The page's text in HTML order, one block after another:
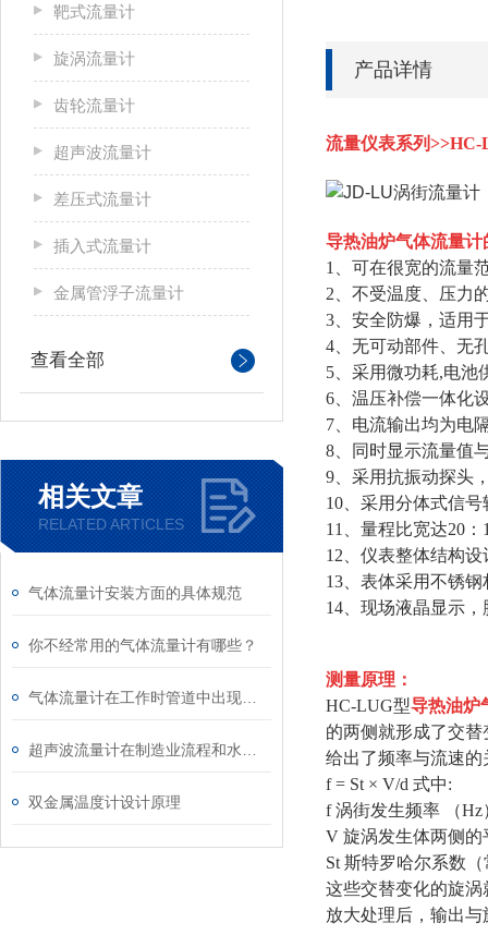
靶式流量计
旋涡流量计
齿轮流量计
超声波流量计
差压式流量计
插入式流量计
金属管浮子流量计
查看全部
相关文章
RELATED ARTICLES
气体流量计安装方面的具体规范
你不经常用的气体流量计有哪些？
双金属温度计设计原理
产品详情
流量仪表系列>>HC-
导热油炉气体流量计
1、可在很宽的流量
2、不受温度、压力
3、安全防爆，适用
4、无可动部件、无
5、采用微功耗,电池
6、温压补偿一体化
7、电流输出均为电
8、同时显示流量值
9、采用抗振动探头
10、采用分体式信
11、量程比宽达20：
12、仪表整体结构
13、表体采用不锈
14、现场液晶显示
测量原理：
HC-LUG型导热油炉
的两侧就形成了交
给出了频率与流速的
f = St × V/d 式中:
f 涡街发生频率 （Hz
V 旋涡发生体两侧的
St 斯特罗哈尔系数
这些交替变化的旋
放大处理后，输出